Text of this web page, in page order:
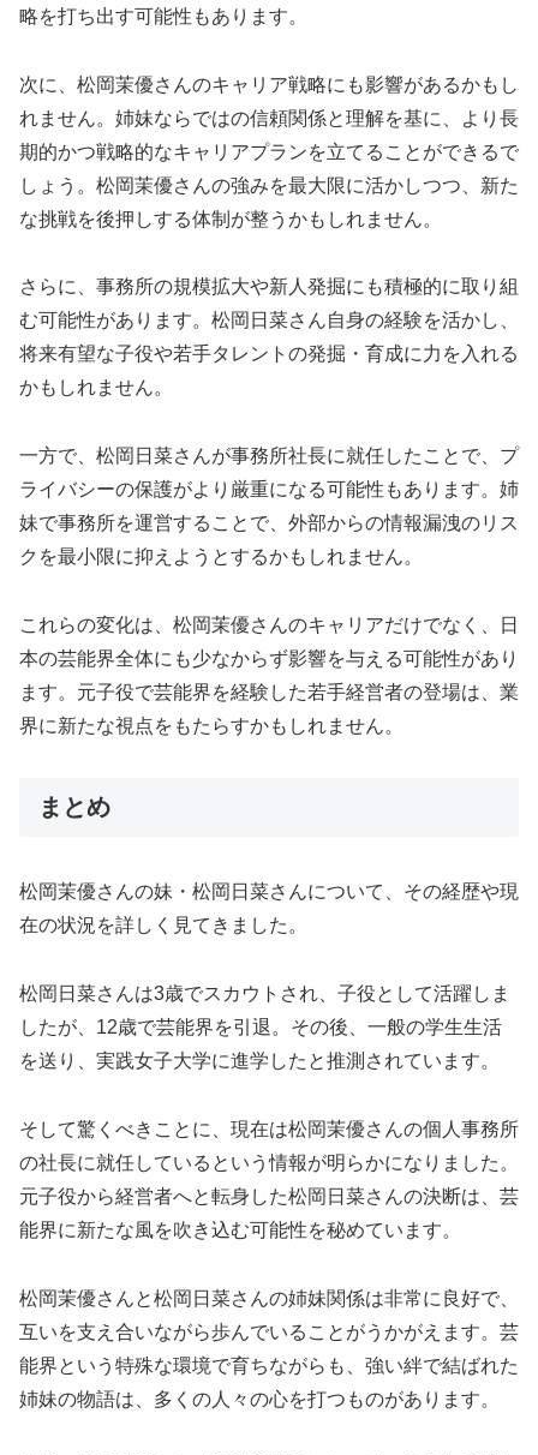
略を打ち出す可能性もあります。
次に、松岡茉優さんのキャリア戦略にも影響があるかもし
れません。姉妹ならではの信頼関係と理解を基に、より長
期的かつ戦略的なキャリアプランを立てることができるで
しょう。松岡茉優さんの強みを最大限に活かしつつ、新た
な挑戦を後押しする体制が整うかもしれません。
さらに、事務所の規模拡大や新人発掘にも積極的に取り組
む可能性があります。松岡日菜さん自身の経験を活かし、
将来有望な子役や若手タレントの発掘・育成に力を入れる
かもしれません。
一方で、松岡日菜さんが事務所社長に就任したことで、プ
ライバシーの保護がより厳重になる可能性もあります。姉
妹で事務所を運営することで、外部からの情報漏洩のリス
クを最小限に抑えようとするかもしれません。
これらの変化は、松岡茉優さんのキャリアだけでなく、日
本の芸能界全体にも少なからず影響を与える可能性があり
ます。元子役で芸能界を経験した若手経営者の登場は、業
界に新たな視点をもたらすかもしれません。
まとめ
松岡茉優さんの妹・松岡日菜さんについて、その経歴や現
在の状況を詳しく見てきました。
松岡日菜さんは3歳でスカウトされ、子役として活躍しま
したが、12歳で芸能界を引退。その後、一般の学生生活
を送り、実践女子大学に進学したと推測されています。
そして驚くべきことに、現在は松岡茉優さんの個人事務所
の社長に就任しているという情報が明らかになりました。
元子役から経営者へと転身した松岡日菜さんの決断は、芸
能界に新たな風を吹き込む可能性を秘めています。
松岡茉優さんと松岡日菜さんの姉妹関係は非常に良好で、
互いを支え合いながら歩んでいることがうかがえます。芸
能界という特殊な環境で育ちながらも、強い絆で結ばれた
姉妹の物語は、多くの人々の心を打つものがあります。